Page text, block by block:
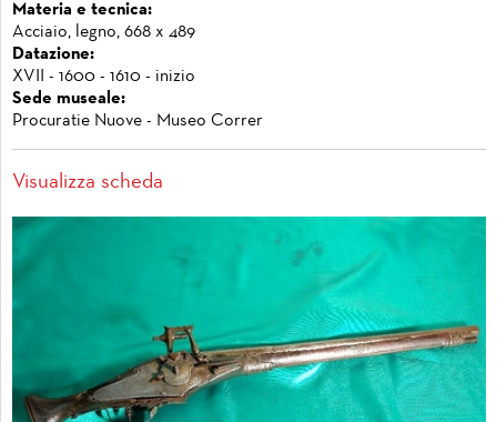
Materia e tecnica:
Acciaio, legno, 668 x 489
Datazione:
XVII - 1600 - 1610 - inizio
Sede museale:
Procuratie Nuove - Museo Correr
Visualizza scheda